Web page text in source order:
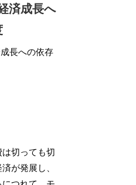
済成長へ
切っても切
が発展し、